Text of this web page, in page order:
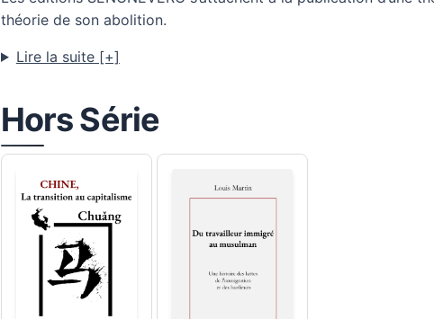
théorie de son abolition.
Lire la suite
Hors Série